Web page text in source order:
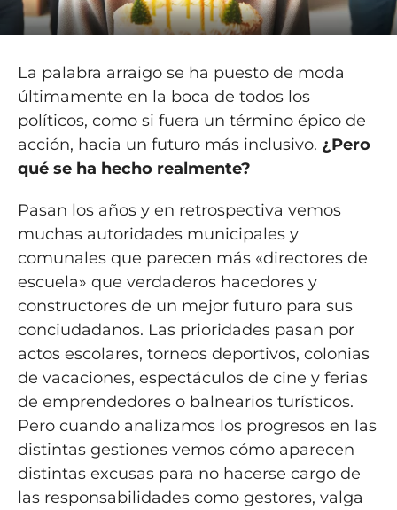
La palabra arraigo se ha puesto de moda
últimamente en la boca de todos los
políticos, como si fuera un término épico de
acción, hacia un futuro más inclusivo. ¿Pero
qué se ha hecho realmente?
Pasan los años y en retrospectiva vemos
muchas autoridades municipales y
comunales que parecen más «directores de
escuela» que verdaderos hacedores y
constructores de un mejor futuro para sus
conciudadanos. Las prioridades pasan por
actos escolares, torneos deportivos, colonias
de vacaciones, espectáculos de cine y ferias
de emprendedores o balnearios turísticos.
Pero cuando analizamos los progresos en las
distintas gestiones vemos cómo aparecen
distintas excusas para no hacerse cargo de
las responsabilidades como gestores, valga